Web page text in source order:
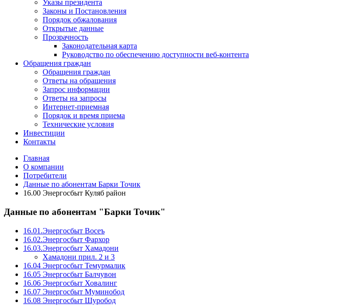
Указы президента
Законы и Постановления
Порядок обжалования
Открытые данные
Прозрачность
Законодательная карта
Руководство по обеспечению доступности веб-контента
Обращения граждан
Обращения граждан
Ответы на обращения
Запрос информации
Ответы на запросы
Интернет-приемная
Порядок и время приема
Технические условия
Инвестиции
Контакты
Главная
О компании
Потребители
Данные по абонентам Барки Точик
16.00 Энергосбыт Куляб район
Данные по абонентам "Барки Точик"
16.01.Энергосбыт Восеъ
16.02.Энергосбыт Фархор
16.03.Энергосбыт Хамадони
Хамадони прил. 2 и 3
16.04 Энергосбыт Темурмалик
16.05 Энергосбыт Балчувон
16.06 Энергосбыт Ховалинг
16.07 Энергосбыт Муминобод
16.08 Энергосбыт Шуробод